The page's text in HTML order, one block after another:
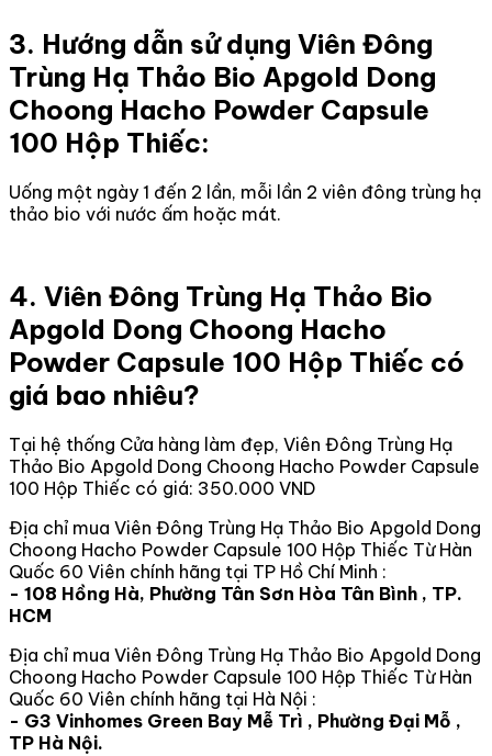
3. Hướng dẫn sử dụng Viên Đông
Trùng Hạ Thảo Bio Apgold Dong
Choong Hacho Powder Capsule
100 Hộp Thiếc:
Uống một ngày 1 đến 2 lần, mỗi lần 2 viên đông trùng hạ
thảo bio với nước ấm hoặc mát.
4. Viên Đông Trùng Hạ Thảo Bio
Apgold Dong Choong Hacho
Powder Capsule 100 Hộp Thiếc có
giá bao nhiêu?
Tại hệ thống Cửa hàng làm đẹp, Viên Đông Trùng Hạ
Thảo Bio Apgold Dong Choong Hacho Powder Capsule
100 Hộp Thiếc có giá: 350.000 VND
Địa chỉ mua Viên Đông Trùng Hạ Thảo Bio Apgold Dong
Choong Hacho Powder Capsule 100 Hộp Thiếc Từ Hàn
Quốc 60 Viên chính hãng tại TP Hồ Chí Minh :
- 108 Hồng Hà, Phường Tân Sơn Hòa Tân Bình , TP.
HCM
Địa chỉ mua Viên Đông Trùng Hạ Thảo Bio Apgold Dong
Choong Hacho Powder Capsule 100 Hộp Thiếc Từ Hàn
Quốc 60 Viên chính hãng tại Hà Nội :
- G3 Vinhomes Green Bay Mễ Trì , Phường Đại Mỗ ,
TP Hà Nội.